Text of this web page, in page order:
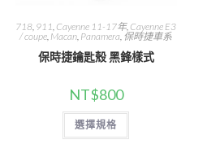
項
718, 911, Cayenne 11-17年, Cayenne E3
/ coupe, Macan, Panamera, 保時捷車系
保時捷鑰匙殼 黑鋒樣式
NT$800
選擇規格
此
品